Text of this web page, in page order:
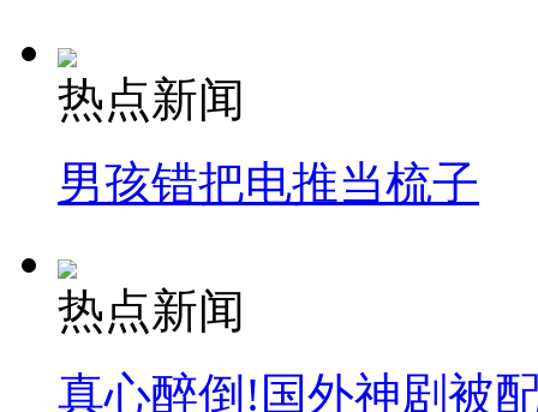
热点新闻
男孩错把电推当梳子
热点新闻
真心醉倒!国外神剧被